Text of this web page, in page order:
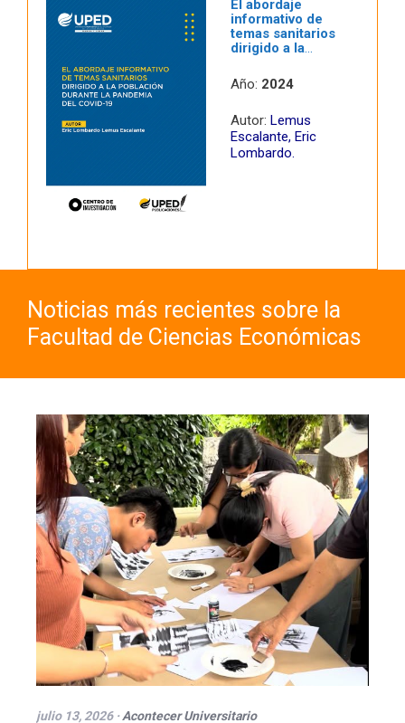
El abordaje
informativo de
temas sanitarios
dirigido a la
durante la
pandemia del
Año: 2024
Autor: Lemus
Escalante, Eric
Lombardo.
Noticias más recientes sobre la
Facultad de Ciencias Económicas
julio 13, 2026·Acontecer Universitario